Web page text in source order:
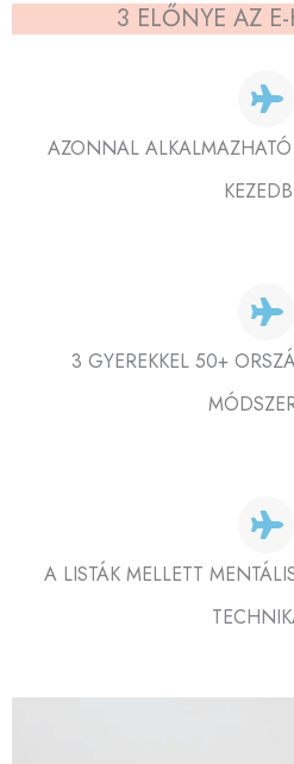
3 ELŐNYE AZ
AZONNAL
3 GYEREKKEL 50+
A LISTÁK MELLETT